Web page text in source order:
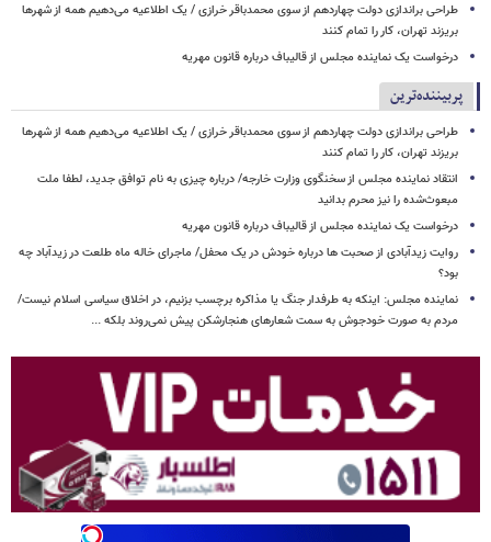
طراحی براندازی دولت چهاردهم از سوی محمدباقر خرازی / یک اطلاعیه می‌دهیم همه از شهرها
بریزند تهران، کار را تمام کنند
درخواست یک نماینده مجلس از قالیباف درباره قانون مهریه
پربیننده‌ترین
طراحی براندازی دولت چهاردهم از سوی محمدباقر خرازی / یک اطلاعیه می‌دهیم همه از شهرها
بریزند تهران، کار را تمام کنند
انتقاد نماینده مجلس از سخنگوی وزارت خارجه/ درباره چیزی به نام توافق جدید، لطفا ملت
مبعوث‌شده را نیز محرم بدانید
درخواست یک نماینده مجلس از قالیباف درباره قانون مهریه
روایت زیدآبادی از صحبت ها درباره خودش در یک محفل/ ماجرای خاله ماه طلعت در زیدآباد چه
بود؟
نماینده مجلس: اینکه به طرفدار جنگ یا مذاکره برچسب بزنیم، در اخلاق سیاسی اسلام نیست/
مردم به صورت خودجوش به سمت شعارهای هنجارشکن پیش نمی‌روند بلکه ...